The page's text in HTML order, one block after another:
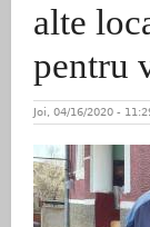
alte
pentru
Joi, 04/16/2020 -